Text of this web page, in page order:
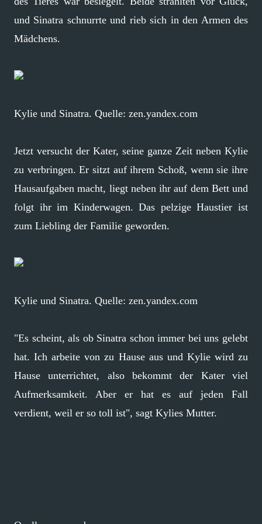
und Sinatra schnurrte und rieb sich in den Armen des
Mädchens.
Kylie und Sinatra. Quelle: zen.yandex.com
Jetzt versucht der Kater, seine ganze Zeit neben Kylie
zu verbringen. Er sitzt auf ihrem Schoß, wenn sie ihre
Hausaufgaben macht, liegt neben ihr auf dem Bett und
folgt ihr im Kinderwagen. Das pelzige Haustier ist
zum Liebling der Familie geworden.
Kylie und Sinatra. Quelle: zen.yandex.com
"Es scheint, als ob Sinatra schon immer bei uns gelebt
hat. Ich arbeite von zu Hause aus und Kylie wird zu
Hause unterrichtet, also bekommt der Kater viel
Aufmerksamkeit. Aber er hat es auf jeden Fall
verdient, weil er so toll ist", sagt Kylies Mutter.